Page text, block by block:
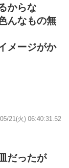
からな
んなもの無
メージがか
21(火) 06:40:31.52
だったが